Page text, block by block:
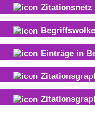
Zitationsnetz
Einträge in